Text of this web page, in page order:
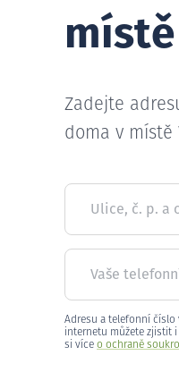
Zadejte
doma v místě
Ulice, č. p. a
Vaše
Adresu a telefonní číslo
internetu můžete zjistit
si více o ochraně